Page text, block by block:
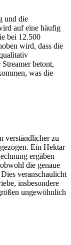
und die
auf eine häufig
bei 12.500
wird, dass die
betont,
was die
verständlicher zu
Ein Hektar
ergäben
die genaue
veranschaulicht
insbesondere
ungewöhnlich